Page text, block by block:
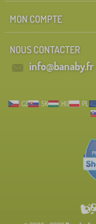
MON COMPTE
NOUS CONTACTER
info@banaby.fr
CZ SK HU PL